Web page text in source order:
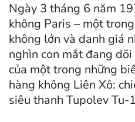
Ngày 3 tháng 6 năm
không Paris – một
không lớn và danh giá
nghìn con mắt đang
của một trong những
hàng không Liên Xô:
siêu thanh Tupolev Tu-